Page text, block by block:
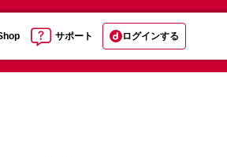
サポート ログインする